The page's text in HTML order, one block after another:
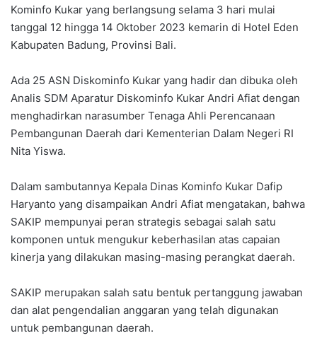
Kominfo Kukar yang berlangsung selama 3 hari mulai
tanggal 12 hingga 14 Oktober 2023 kemarin di Hotel Eden
Kabupaten Badung, Provinsi Bali.
Ada 25 ASN Diskominfo Kukar yang hadir dan dibuka oleh
Analis SDM Aparatur Diskominfo Kukar Andri Afiat dengan
menghadirkan narasumber Tenaga Ahli Perencanaan
Pembangunan Daerah dari Kementerian Dalam Negeri RI
Nita Yiswa.
Dalam sambutannya Kepala Dinas Kominfo Kukar Dafip
Haryanto yang disampaikan Andri Afiat mengatakan, bahwa
SAKIP mempunyai peran strategis sebagai salah satu
komponen untuk mengukur keberhasilan atas capaian
kinerja yang dilakukan masing-masing perangkat daerah.
SAKIP merupakan salah satu bentuk pertanggung jawaban
dan alat pengendalian anggaran yang telah digunakan
untuk pembangunan daerah.